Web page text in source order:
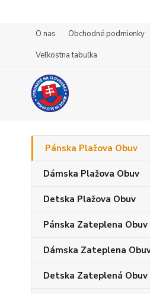
O nas Obchodné podmienky
Veľkostna tabuľka
Pánska Plažova Obuv
Dámska Plažova Obuv
Detska Plažova Obuv
Pánska Zateplena Obuv
Dámska Zateplena
Detska Zateplená Obuv